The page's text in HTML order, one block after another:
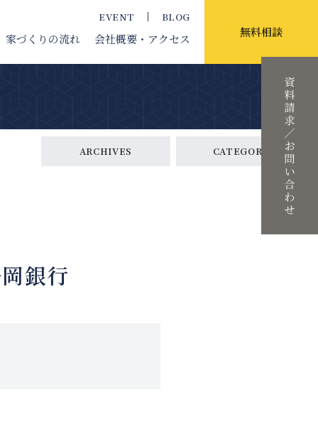
家づくりの流れ 会社概要 ・アクセス
EVENT BLOG
無料相談
ARCHIVES CATEGORY
銀行